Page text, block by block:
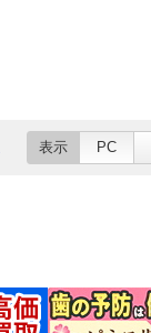
表示 PC